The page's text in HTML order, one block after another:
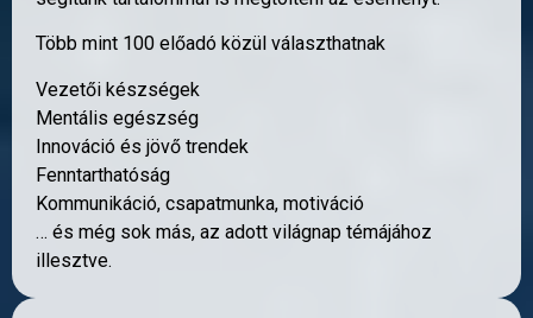
Több mint 100 előadó közül választhatnak
Vezetői készségek
Mentális egészség
Innováció és jövő trendek
Fenntarthatóság
Kommunikáció, csapatmunka, motiváció
… és még sok más, az adott világnap témájához
illesztve.